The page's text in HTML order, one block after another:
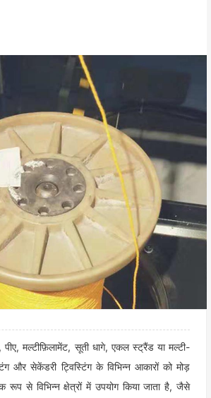
दर चरण मशीन का उपयोग करना सिखाना।
पीए, मल्टीफ़िलामेंट, सूती धागे, एकल स्ट्रैंड या मल्टी-
और सेकेंडरी ट्विस्टिंग के विभिन्न आकारों को मोड़
रूप से विभिन्न क्षेत्रों में उपयोग किया जाता है, जैसे